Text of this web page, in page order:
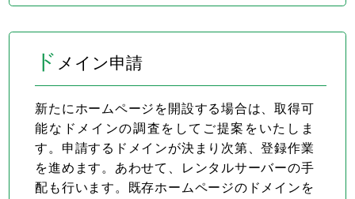
ド メイン申請
新たにホームページを開設する場合は、取得可
能なドメインの調査をしてご提案をいたしま
す。申請するドメインが決まり次第、登録作業
を進めます。あわせて、レンタルサーバーの手
配も行います。既存ホームページのドメインを